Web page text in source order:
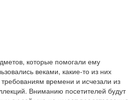
которые помогали ему
веками, какие-то из них
времени и исчезали из
Вниманию посетителей будут